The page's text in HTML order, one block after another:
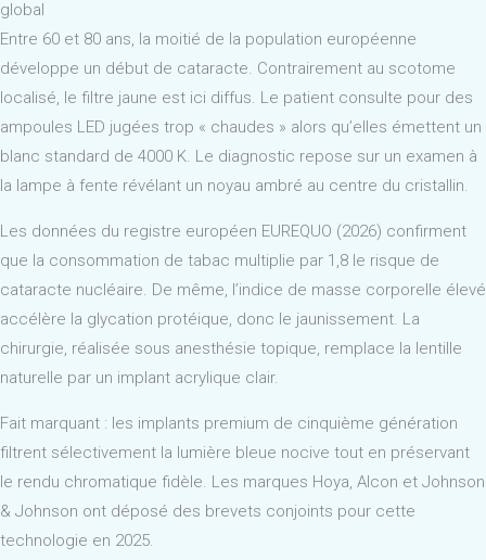
global
Entre 60 et 80 ans, la moitié de la population européenne
développe un début de cataracte. Contrairement au scotome
localisé, le filtre jaune est ici diffus. Le patient consulte pour des
ampoules LED jugées trop « chaudes » alors qu’elles émettent un
blanc standard de 4000 K. Le diagnostic repose sur un examen à
la lampe à fente révélant un noyau ambré au centre du cristallin.
Les données du registre européen EUREQUO (2026) confirment
que la consommation de tabac multiplie par 1,8 le risque de
cataracte nucléaire. De même, l’indice de masse corporelle élevé
accélère la glycation protéique, donc le jaunissement. La
chirurgie, réalisée sous anesthésie topique, remplace la lentille
naturelle par un implant acrylique clair.
Fait marquant : les implants premium de cinquième génération
filtrent sélectivement la lumière bleue nocive tout en préservant
le rendu chromatique fidèle. Les marques Hoya, Alcon et Johnson
& Johnson ont déposé des brevets conjoints pour cette
technologie en 2025.